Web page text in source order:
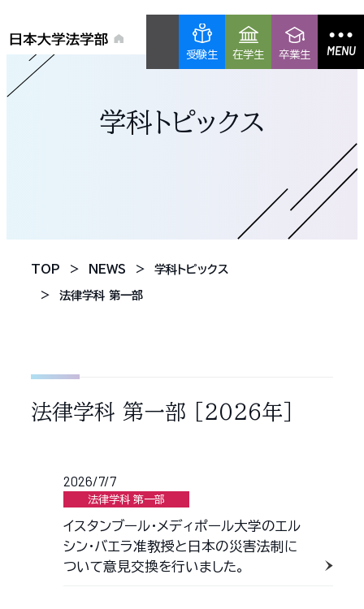
受験生 在学生 卒業生 MENU
学科トピックス
TOP NEWS 学科トピックス
法律学科 第一部
法律学科 第一部 ［2026年］
2026/7/7
法律学科 第一部
イスタンブール・メディポール大学のエル
シン・バエラ准教授と日本の災害法制に
ついて意見交換を行いました。